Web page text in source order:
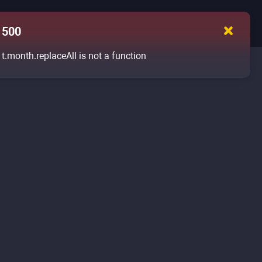
500
t.month.replaceAll is not a function